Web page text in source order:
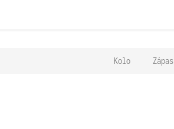
Kolo Zápas